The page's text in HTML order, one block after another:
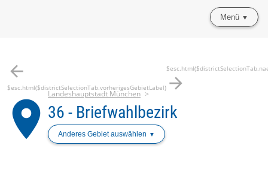
Menü
arrow_back
$esc.html($districtSelectionTab.vorherigesGebietLabel) arrow_forward
place
Landeshauptstadt München
36 - Briefwahlbezirk
Anderes Gebiet auswählen